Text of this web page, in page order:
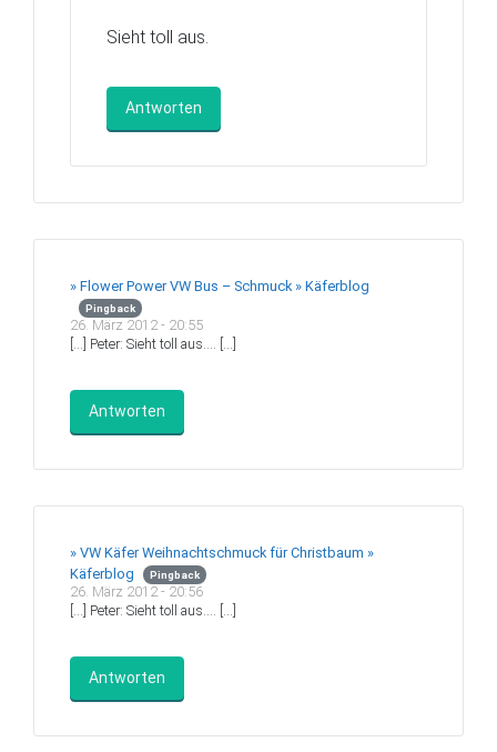
Sieht toll aus.
Antworten
» Flower Power VW Bus – Schmuck » Käferblog
Pingback
26. März 2012 - 20:55
[…] Peter: Sieht toll aus…. […]
Antworten
» VW Käfer Weihnachtschmuck für Christbaum »
Käferblog
Pingback
26. März 2012 - 20:56
[…] Peter: Sieht toll aus…. […]
Antworten